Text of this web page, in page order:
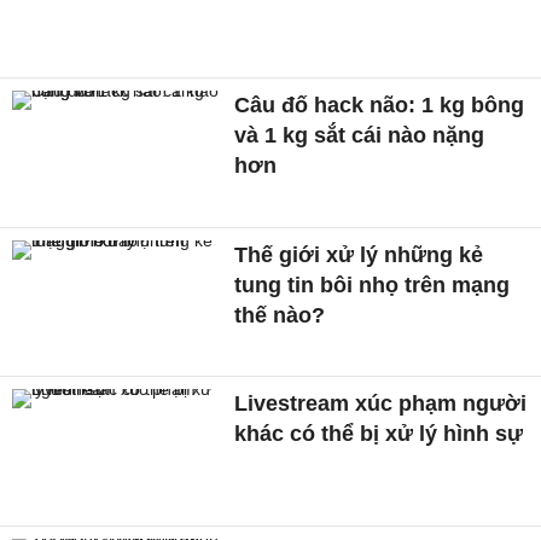
Câu đố hack não: 1 kg bông
và 1 kg sắt cái nào nặng
hơn
Thế giới xử lý những kẻ
tung tin bôi nhọ trên mạng
thế nào?
Livestream xúc phạm người
khác có thể bị xử lý hình sự